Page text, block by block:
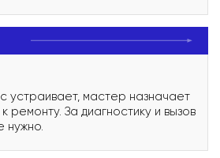
устраивает, мастер назначает
ремонту. За диагностику и вызов
нужно.